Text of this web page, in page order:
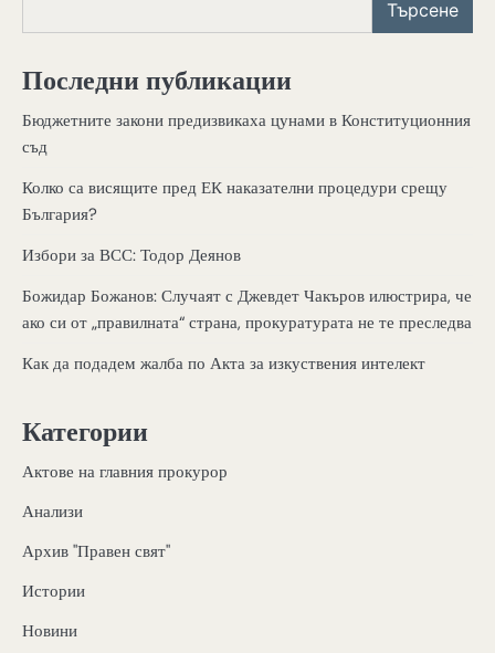
Търсене
Последни публикации
Бюджетните закони предизвикаха цунами в Конституционния
съд
Колко са висящите пред ЕК наказателни процедури срещу
България?
Избори за ВСС: Тодор Деянов
Божидар Божанов: Случаят с Джевдет Чакъров илюстрира, че
ако си от „правилната“ страна, прокуратурата не те преследва
Как да подадем жалба по Акта за изкуствения интелект
Категории
Актове на главния прокурор
Анализи
Архив "Правен свят"
Истории
Новини